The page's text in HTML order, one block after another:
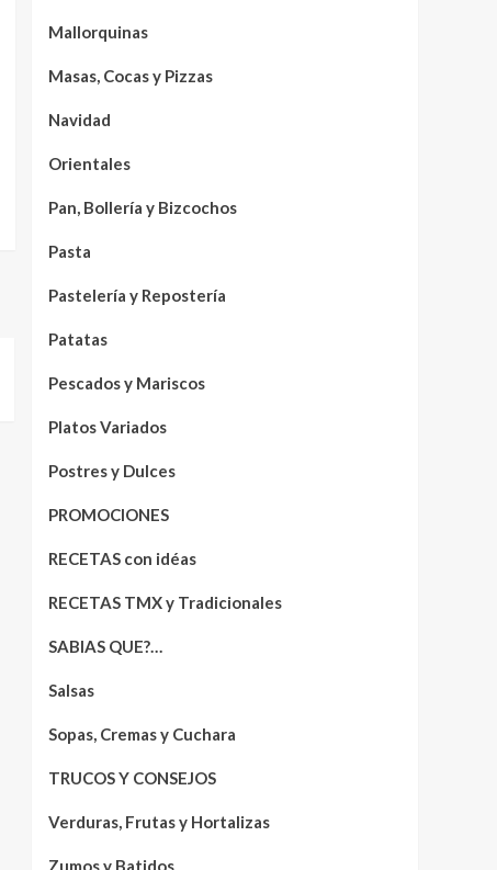
Mallorquinas
Masas, Cocas y Pizzas
Navidad
Orientales
Pan, Bollería y Bizcochos
Pasta
Pastelería y Repostería
Patatas
Pescados y Mariscos
Platos Variados
Postres y Dulces
PROMOCIONES
RECETAS con idéas
RECETAS TMX y Tradicionales
SABIAS QUE?…
Salsas
Sopas, Cremas y Cuchara
TRUCOS Y CONSEJOS
Verduras, Frutas y Hortalizas
Zumos y Batidos